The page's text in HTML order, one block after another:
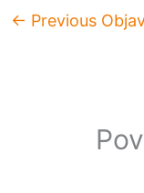
← Previous